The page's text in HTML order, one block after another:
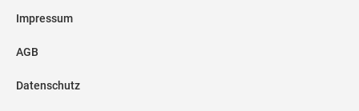
Impressum
AGB
Datenschutz